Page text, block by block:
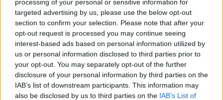
processing of your personal or sensitive information for
targeted advertising by us, please use the below opt-out
section to confirm your selection. Please note that after your
opt-out request is processed you may continue seeing
interest-based ads based on personal information utilized by
us or personal information disclosed to third parties prior to
your opt-out. You may separately opt-out of the further
disclosure of your personal information by third parties on the
IAB’s list of downstream participants. This information may
also be disclosed by us to third parties on the IAB’s List of
Medizinischer Bericht und Aufgaben Tour de France
Femmes 2026, Etappe 7 – Anna van der Breggen
steigt aus dem Rennen aus
Aug 07, 18:36
Tour de France Femmes 2026: Gesamtwertung nach
der 7. Etappe – Niewiadoma übernimmt Gelb mit 15
Sekunden Vorsprung auf Vollering
Aug 07, 18:34